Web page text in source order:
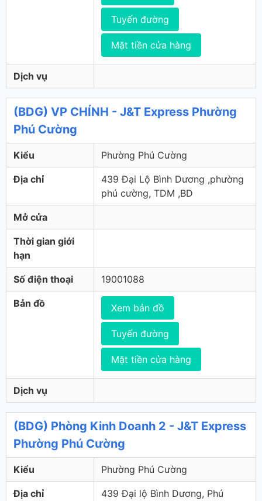
Tuyến đường
Mặt tiền cửa hàng
Dịch vụ
(BDG) VP CHÍNH - J&T Express Phường
Phú Cường
Kiểu Phường Phú Cường
Địa chỉ
439 Đại Lộ Bình Dương ,phường
phú cường, TDM ,BD
Mở cửa
Thời gian giới
hạn
Số điện thoại 19001088
Bản đồ Xem bản đồ
Tuyến đường
Mặt tiền cửa hàng
Dịch vụ
(BDG) Phòng Kinh Doanh 2 - J&T Express
Phường Phú Cường
Kiểu Phường Phú Cường
Địa chỉ
439 Đại lộ Bình Dương, Phú